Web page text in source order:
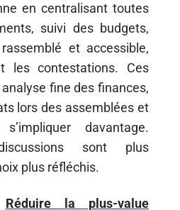
en centralisant toutes
suivi des budgets,
et accessible,
les contestations. Ces
fine des finances,
lors des assemblées et
davantage.
sont plus
plus réfléchis.
Réduire la plus-value